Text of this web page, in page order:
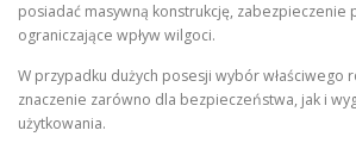
posiadać masywną konstrukcję, zabezpieczenie
ograniczające wpływ wilgoci.
W przypadku dużych posesji wybór właściwego
znaczenie zarówno dla bezpieczeństwa, jak i
użytkowania.